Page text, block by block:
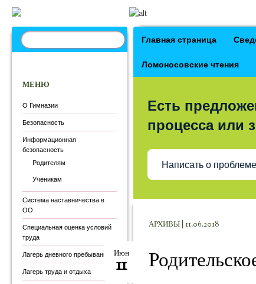
Наверх
Главная страница
Ломоносовские чтения
Есть
процесса или
Написать о проблеме
АРХИВЫ | 11.06.2018
Июн
11
МЕНЮ
О Гимназии
Безопасность
Информационная
безопасность
Родителям
Ученикам
Система наставничества в
ОО
Специальная оценка условий
труда
Лагерь дневного пребывания
Лагерь труда и отдыха